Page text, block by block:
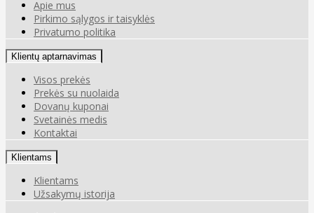
Apie mus
Pirkimo sąlygos ir taisyklės
Privatumo politika
Klientų aptarnavimas
Visos prekės
Prekės su nuolaida
Dovanų kuponai
Svetainės medis
Kontaktai
Klientams
Klientams
Užsakymų istorija